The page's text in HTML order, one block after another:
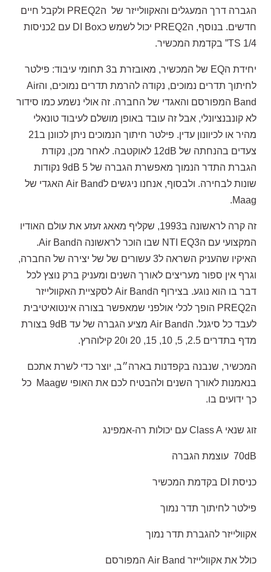
הגברה דרך המעגלים והאקוולייזר של
הPREQ2 ולקבל חיים
חדשים. בנוסף, הPREQ2 יכול לשמש כDI Box עם 2כניסות
TS 1/4” בקדמת המכשיר.
יחידת הEQ של המכשיר, מאובזרת ב3 תחומי עיבוד: פילטר
לחיתוך תדרים נמוכים, נקודה להרמת תדרים נמוכים, והAir
Band המפורסם והאגדי של החברה. זה אולי נשמע כמו סידור
לא קונבנציונלי, אבל זה עובד באופן מושלם לעיבוד טונאלי
מהיר או לכיוונון עדין. פילטר חיתוך הנמוכים ניתן לכוונן ב21
צעדים בהנחתה של 12dB לאוקטבה. לאחר מכן, נקודת
הגברת התדר הנמוך מאפשרת הגברה של 9dB 5 נקודות
שונות לבחירה. ולבסוף, אנחנו ניגשים לAir Band האגדי של
Maag.
זה קרה לראשונה ב1993, שקליף מאאג זעזע את עולם האודיו
המקצועי עם הNTI EQ3 שבו הוכר לראשונה הAir Band.
האיקיו שהעניק השראה ל3 עשורים של של יצירה של החברה,
וגרף אין ספור מעריצים לאורך השנים ומעניק ברק נוצץ לכל
דבר בו הוא נוגע. בצירוף הAir Band לסקציית האקוולייזר
הPREQ2 הופך לכלי אולפני שמאפשר בצורה אינטואיטיבית
לעבד כל סיגנל. הAir Band מציע הגברה של עד 9dB בצורת
מדף בתדרים 2.5, 5, 10, 15, 20 ו20 קילוהרץ.
המכשיר, שנבנה בקפדנות בארה״ב, יוצר כדי לשרת אתכם
בנאמנות לאורך השנים ולהבטיח לכם את האופי שMaag
כל
כך ידועים בו.
זוג שנאי Class A עם יכולות רה-אמפינג
70dB עוצמת הגברה
כניסת DI בקדמת המכשיר
פילטר לחיתוך תדר נמוך
אקוולייזר להגברת תדר נמוך
כולל את אקוולייזר Air Band המפורסם